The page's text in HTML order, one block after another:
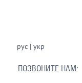
рус| укр
ПОЗВОНИТЕ НАМ: